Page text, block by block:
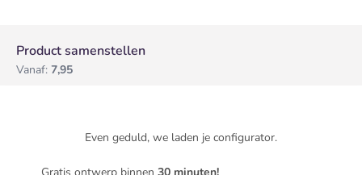
Product samenstellen
Vanaf: 7,95
Even geduld, we laden je configurator.